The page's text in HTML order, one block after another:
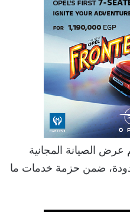
الصيانة المجانية
لفترة محدودة، ضمن حزمة خدمات ما